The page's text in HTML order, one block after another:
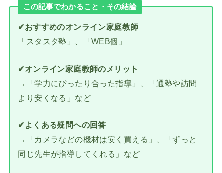
この記事でわかること・その結論
✔おすすめのオンライン家庭教師
「スタスタ塾」、「WEB個」
✔オンライン家庭教師のメリット
→「学力にぴったり合った指導」、「通塾や訪問
より安くなる」など
✔よくある疑問への回答
→「カメラなどの機材は安く買える」、「ずっと
同じ先生が指導してくれる」など